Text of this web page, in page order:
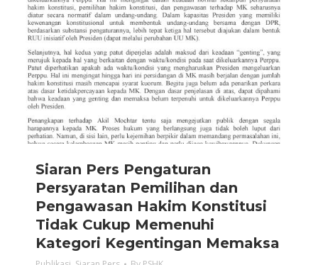
Siaran Pers Pengaturan
Persyaratan Pemilihan dan
Pengawasan Hakim Konstitusi
Tidak Cukup Memenuhi
Kategori Kegentingan Memaksa